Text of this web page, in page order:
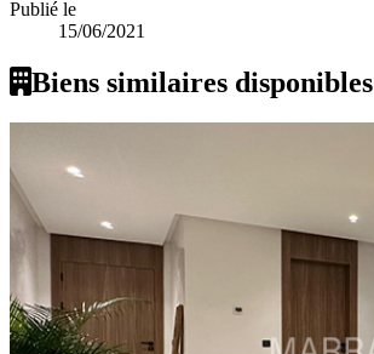
Publié le
15/06/2021
Biens similaires disponibles